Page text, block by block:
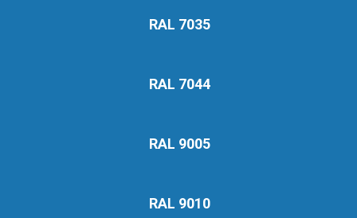
RAL 7035
RAL 7044
RAL 9005
RAL 9010